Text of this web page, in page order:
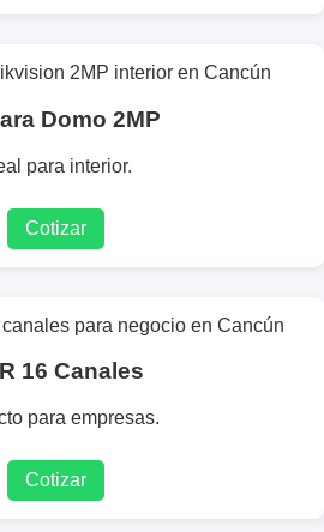
Domo 2MP
para interior.
Cotizar
16 Canales
para empresas.
Cotizar